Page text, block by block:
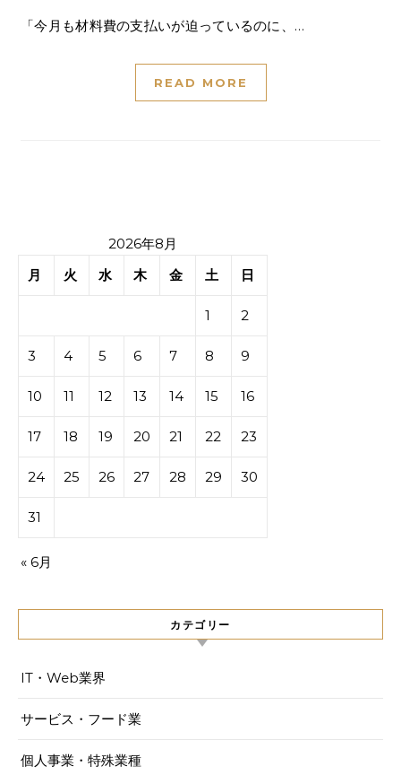
「今月も材料費の支払いが迫っているのに、…
READ MORE
2026年8月
月
火 水 木 金 土 日
1 2
3 4 5 6 7 8 9
10 11 12 13 14 15 16
17 18 19 20 21 22 23
24 25 26 27 28 29 30
31
« 6月
カテゴリー
IT・Web業界
サービス・フード業
個人事業・特殊業種